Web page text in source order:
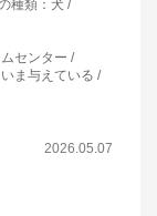
種類 ： 犬
センター
いま与えている
2026.05.07